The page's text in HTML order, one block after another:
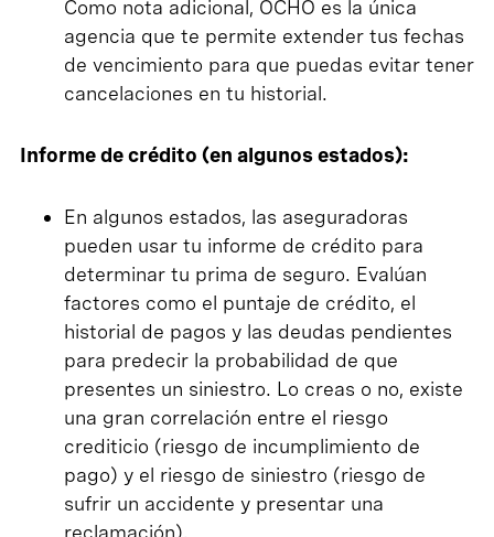
Como nota adicional, OCHO es la única
agencia que te permite extender tus fechas
de vencimiento para que puedas evitar tener
cancelaciones en tu historial.
Informe de crédito (en algunos estados):
En algunos estados, las aseguradoras
pueden usar tu informe de crédito para
determinar tu prima de seguro. Evalúan
factores como el puntaje de crédito, el
historial de pagos y las deudas pendientes
para predecir la probabilidad de que
presentes un siniestro. Lo creas o no, existe
una gran correlación entre el riesgo
crediticio (riesgo de incumplimiento de
pago) y el riesgo de siniestro (riesgo de
sufrir un accidente y presentar una
reclamación).